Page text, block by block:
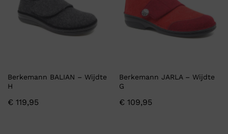
Berkemann BALIAN – Wijdte
H
€ 119,95
Berkemann JARLA – Wijdte
G
€ 109,95